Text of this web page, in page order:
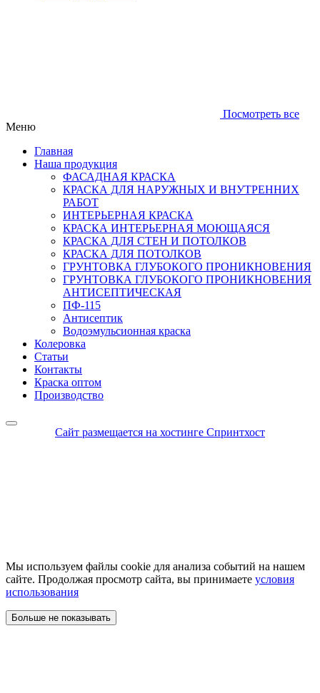
Посмотреть все
Меню
Главная
Наша продукция
ФАСАДНАЯ КРАСКА
КРАСКА ДЛЯ НАРУЖНЫХ И ВНУТРЕННИХ
РАБОТ
ИНТЕРЬЕРНАЯ КРАСКА
КРАСКА ИНТЕРЬЕРНАЯ МОЮЩАЯСЯ
КРАСКА ДЛЯ СТЕН И ПОТОЛКОВ
КРАСКА ДЛЯ ПОТОЛКОВ
ГРУНТОВКА ГЛУБОКОГО ПРОНИКНОВЕНИЯ
ГРУНТОВКА ГЛУБОКОГО ПРОНИКНОВЕНИЯ
АНТИСЕПТИЧЕСКАЯ
ПФ-115
Антисептик
Водоэмульсионная краска
Колеровка
Статьи
Контакты
Краска оптом
Производство
Сайт размещается на хостинге Спринтхост
Мы используем файлы cookie для анализа событий на нашем
сайте. Продолжая просмотр сайта, вы принимаете условия
использования
Больше не показывать